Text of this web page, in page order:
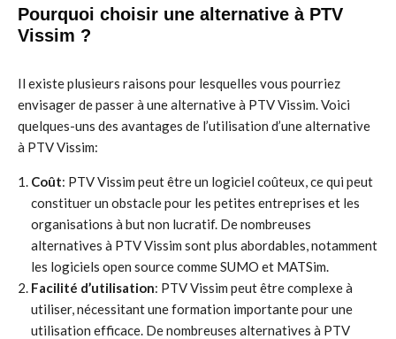
Pourquoi choisir une alternative à PTV
Vissim ?
Il existe plusieurs raisons pour lesquelles vous pourriez
envisager de passer à une alternative à PTV Vissim. Voici
quelques-uns des avantages de l’utilisation d’une alternative
à PTV Vissim:
Coût: PTV Vissim peut être un logiciel coûteux, ce qui peut
constituer un obstacle pour les petites entreprises et les
organisations à but non lucratif. De nombreuses
alternatives à PTV Vissim sont plus abordables, notamment
les logiciels open source comme SUMO et MATSim.
Facilité d’utilisation: PTV Vissim peut être complexe à
utiliser, nécessitant une formation importante pour une
utilisation efficace. De nombreuses alternatives à PTV